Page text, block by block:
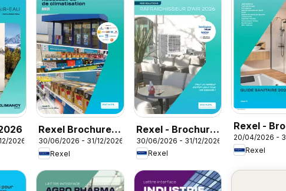
2026
Rexel Brochure
accessoires de
climatisation
30/06/2026 - 31/12/2026
Rexel
Rexel - Brochure
rafraichisseur
d'air
30/06/2026 - 31/12/2026
Rexel
Rexel -
Sanitaire
20/04/2026 -
Rexel